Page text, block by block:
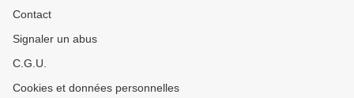
Contact
Signaler un abus
C.G.U.
Cookies et données personnelles